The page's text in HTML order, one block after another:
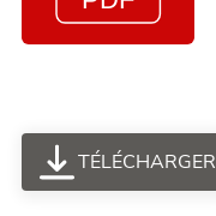
TÉLÉCHARGER